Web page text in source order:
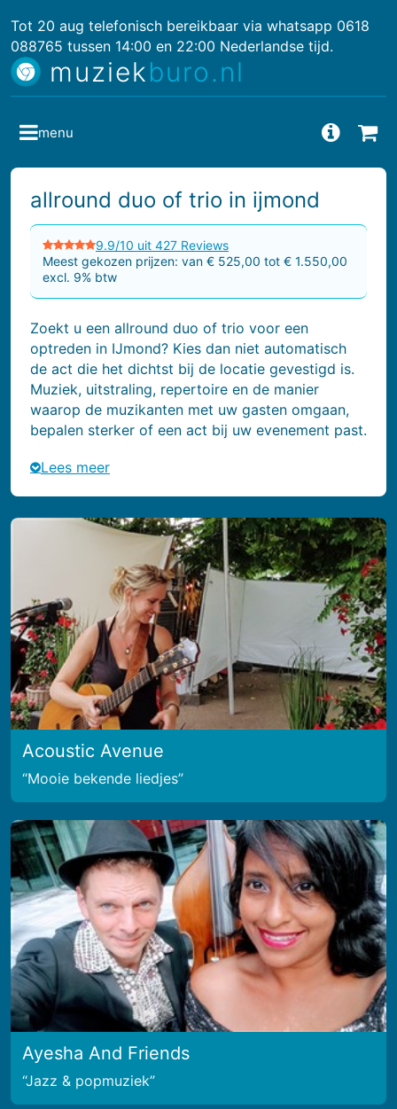
Tot 20 aug telefonisch bereikbaar via whatsapp 0618
088765 tussen 14:00 en 22:00 Nederlandse tijd.
muziekburo.nl
allround duo of trio in ijmond
9.9/10 uit 427 Reviews
Meest gekozen prijzen: van € 525,00 tot € 1.550,00
excl. 9% btw
Zoekt u een allround duo of trio voor een
optreden in IJmond? Kies dan niet automatisch
de act die het dichtst bij de locatie gevestigd is.
Muziek, uitstraling, repertoire en de manier
waarop de muzikanten met uw gasten omgaan,
bepalen sterker of een act bij uw evenement past.
Lees meer
Acoustic Avenue
Mooie bekende liedjes
Ayesha And Friends
Jazz & popmuziek
menu